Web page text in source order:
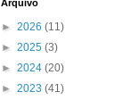
Arquivo
► 2026 (11)
► 2025 (3)
► 2024 (20)
► 2023 (41)